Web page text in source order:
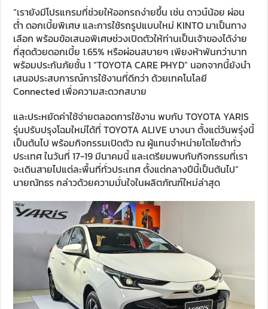
“เรายังมีโปรแกรมที่ช่วยให้ออกรถง่ายขึ้น เช่น ดาวน์น้อย ผ่อน
ต่ำ ดอกเบี้ยพิเศษ และการใช้รถรูปแบบใหม่ KINTO มาเป็นทาง
เลือก พร้อมข้อเสนอพิเศษช่วงเปิดตัวให้ท่านเป็นเจ้าของได้ง่าย
ที่สุดด้วยดอกเบี้ย 1.65% หรือผ่อนสบายๆ เพียงห้าพันกว่าบาท
พร้อมประกันภัยชั้น 1 “TOYOTA CARE PHYD” นอกจากนี้ยังนำ
เสนอประสบการณ์การใช้งานที่ดีกว่า ด้วยเทคโนโลยี
Connected เพื่อความสะดวกสบาย
และประหยัดค่าใช้จ่ายตลอดการใช้งาน พบกับ TOYOTA YARIS
รุ่นปรับปรุงโฉมใหม่ได้ที่ TOYOTA ALIVE บางนา ตั้งแต่วันพรุ่งนี้
เป็นต้นไป พร้อมกิจกรรมเปิดตัว ณ ผู้แทนจำหน่ายโตโยต้าทั่ว
ประเทศ ในวันที่ 17-19 มีนาคมนี้ และเตรียมพบกับกิจกรรมที่เรา
จะเดินสายไปแต่ละพื้นที่ทั่วประเทศ ตั้งแต่กลางปีนี้เป็นต้นไป”
นายณัทธร กล่าวด้วยความมั่นใจในผลิตภัณฑ์ใหม่ล่าสุด